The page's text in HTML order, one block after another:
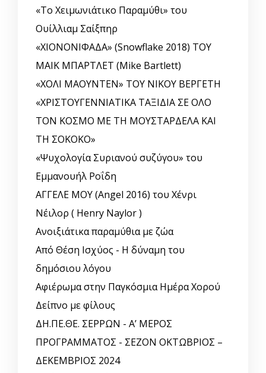
«Το Χειμωνιάτικο Παραμύθι» του
Ουίλλιαμ Σαίξπηρ
«ΧΙΟΝΟΝΙΦΑΔΑ» (Snowflake 2018) ΤΟΥ
ΜΑΙΚ ΜΠΑΡΤΛΕΤ (Mike Bartlett)
«ΧΟΛΙ ΜΑΟΥΝΤΕΝ» ΤΟΥ ΝΙΚΟΥ ΒΕΡΓΕΤΗ
«ΧΡΙΣΤΟΥΓΕΝΝΙΑΤΙΚΑ ΤΑΞΙΔΙΑ ΣΕ ΟΛΟ
ΤΟΝ ΚΟΣΜΟ ΜΕ ΤΗ ΜΟΥΣΤΑΡΔΕΛΑ ΚΑΙ
ΤΗ ΣΟΚΟΚΟ»
«Ψυχολογία Συριανού συζύγου» του
Εμμανουήλ Ροΐδη
ΑΓΓΕΛΕ ΜΟΥ (Angel 2016) του Χένρι
Νέιλορ ( Henry Naylor )
Ανοιξιάτικα παραμύθια με ζώα
Από Θέση Ισχύος - Η δύναμη του
δημόσιου λόγου
Αφιέρωμα στην Παγκόσμια Ημέρα Χορού
Δείπνο με φίλους
ΔΗ.ΠΕ.ΘΕ. ΣΕΡΡΩΝ - Α’ ΜΕΡΟΣ
ΠΡΟΓΡΑΜΜΑΤΟΣ - ΣΕΖΟΝ ΟΚΤΩΒΡΙΟΣ –
ΔΕΚΕΜΒΡΙΟΣ 2024